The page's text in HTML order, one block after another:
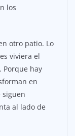
los
otro patio. Lo
viviera el
Porque hay
en
siguen
al lado de